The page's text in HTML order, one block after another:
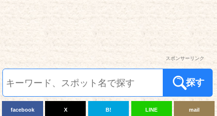
スポンサーリンク
探す
facebook X B! LINE mail